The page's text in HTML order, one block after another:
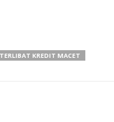
KREDIT MACET